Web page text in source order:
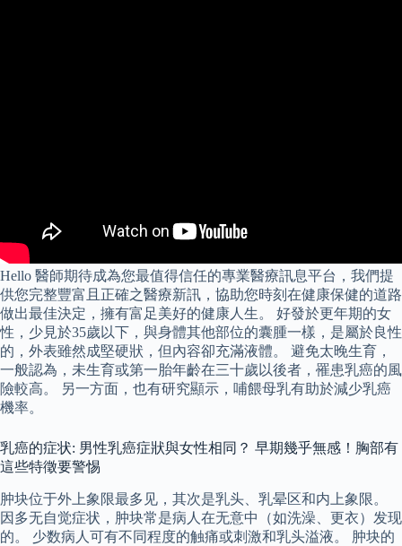
Hello 醫師期待成為您最值得信任的專業醫療訊息平台，我們提
供您完整豐富且正確之醫療新訊，協助您時刻在健康保健的道路
做出最佳決定，擁有富足美好的健康人生。 好發於更年期的女
性，少見於35歲以下，與身體其他部位的囊腫一樣，是屬於良性
的，外表雖然成堅硬狀，但內容卻充滿液體。 避免太晚生育，
一般認為，未生育或第一胎年齡在三十歲以後者，罹患乳癌的風
險較高。 另一方面，也有研究顯示，哺餵母乳有助於減少乳癌
機率。
乳癌的症状: 男性乳癌症狀與女性相同？ 早期幾乎無感！胸部有
這些特徵要警惕
肿块位于外上象限最多见，其次是乳头、乳晕区和内上象限。
因多无自觉症状，肿块常是病人在无意中（如洗澡、更衣）发现
的。 少数病人可有不同程度的触痛或刺激和乳头溢液。 肿块的